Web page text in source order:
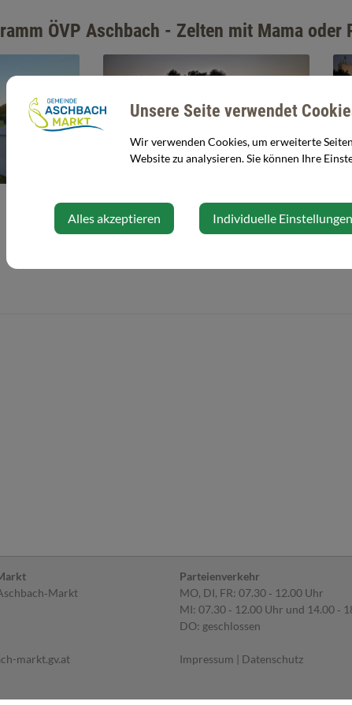
ÖVP Aschbach - Zelten mit Mama oder
markt.gv.at
Parteienverkehr
MO, DI, FR: 07.30 ‐ 12.00 Uhr
MI: 07.30 ‐ 12.00 Uhr und 14.00 ‐
DO: geschlossen
Impressum | Datenschutz
Unsere Seite verwendet
Wir verwenden Cookies, um erweiterte
Website zu analysieren. Sie können Ihre
Alles akzeptieren Individuelle Einstellungen